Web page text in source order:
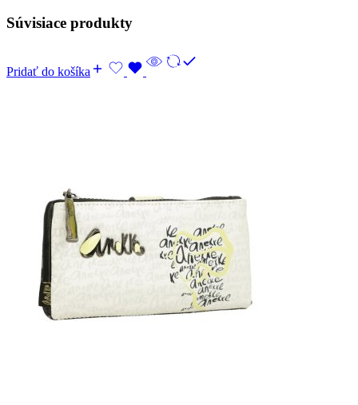
Súvisiace produkty
Pridať do košíka